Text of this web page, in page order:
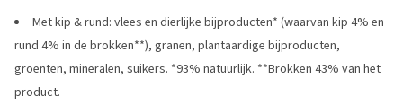
Met kip & rund: vlees en dierlijke bijproducten* (waarvan kip 4% en
rund 4% in de brokken**), granen, plantaardige bijproducten,
groenten, mineralen, suikers. *93% natuurlijk. **Brokken 43% van het
product.